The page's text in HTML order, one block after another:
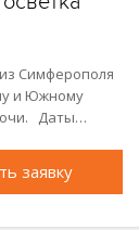
Симферополя
и Южному
Даты…
заявку